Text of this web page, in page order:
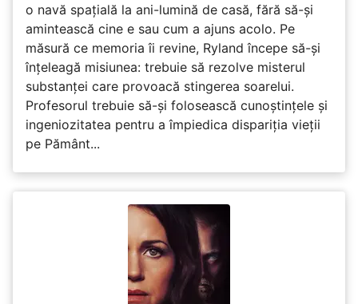
o navă spațială la ani-lumină de casă, fără să-și
amintească cine e sau cum a ajuns acolo. Pe
măsură ce memoria îi revine, Ryland începe să-și
înțeleagă misiunea: trebuie să rezolve misterul
substanței care provoacă stingerea soarelui.
Profesorul trebuie să-și folosească cunoștințele și
ingeniozitatea pentru a împiedica dispariția vieții
pe Pământ...